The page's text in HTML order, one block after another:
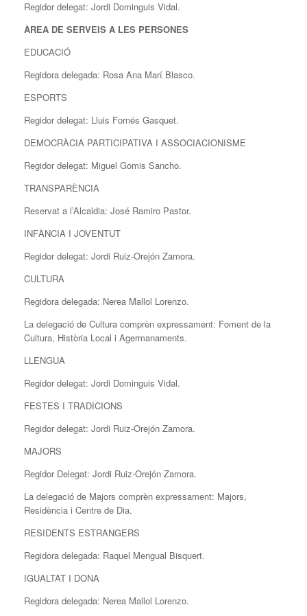
Regidor delegat: Jordi Dominguis Vidal.
ÀREA DE SERVEIS A LES PERSONES
EDUCACIÓ
Regidora delegada: Rosa Ana Marí Blasco.
ESPORTS
Regidor delegat: Lluis Fornés Gasquet.
DEMOCRÀCIA PARTICIPATIVA I ASSOCIACIONISME
Regidor delegat: Miguel Gomis Sancho.
TRANSPARÈNCIA
Reservat a l’Alcaldia: José Ramiro Pastor.
INFÀNCIA I JOVENTUT
Regidor delegat: Jordi Ruiz-Orejón Zamora.
CULTURA
Regidora delegada: Nerea Mallol Lorenzo.
La delegació de Cultura comprèn expressament: Foment de la
Cultura, Història Local i Agermanaments.
LLENGUA
Regidor delegat: Jordi Dominguis Vidal.
FESTES I TRADICIONS
Regidor delegat: Jordi Ruiz-Orejón Zamora.
MAJORS
Regidor Delegat: Jordi Ruiz-Orejón Zamora.
La delegació de Majors comprèn expressament: Majors,
Residència i Centre de Dia.
RESIDENTS ESTRANGERS
Regidora delegada: Raquel Mengual Bisquert.
IGUALTAT I DONA
Regidora delegada: Nerea Mallol Lorenzo.